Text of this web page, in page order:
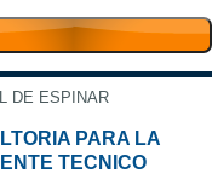
DE ESPINAR
PARA LA
TECNICO